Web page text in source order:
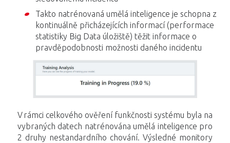
Takto natrénovaná umělá inteligence je schopna z
kontinuálně přicházejících informací (performace
statistiky Big Data úložiště) těžit informace o
pravděpodobnosti možnosti daného incidentu
V rámci celkového ověření funkčnosti systému byla na
vybraných datech natrénována umělá inteligence pro
2 druhy nestandardního chování. Výsledné monitory